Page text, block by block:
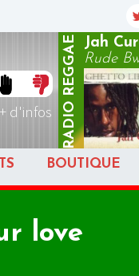
+ d'infos RADIO
REGGAE
Jah
Rude
BOUTIQUE
love